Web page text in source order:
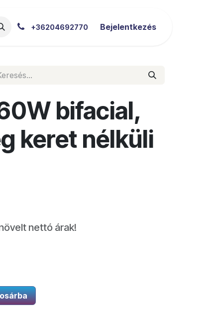
Blog Letöltések
+36204692770 Bejelentkezés
bifacial,
keret nélküli
nettó árak!